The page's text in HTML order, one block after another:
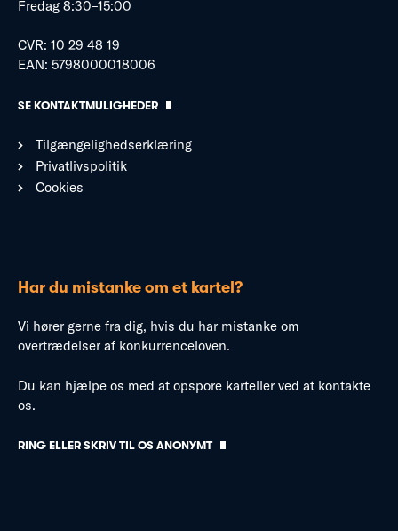
Fredag 8:30–15:00
CVR: 10 29 48 19
EAN: 5798000018006
SE KONTAKTMULIGHEDER
Tilgængelighedserklæring
Privatlivspolitik
Cookies
Har du mistanke om et kartel?
Vi hører gerne fra dig, hvis du har mistanke om
overtrædelser af konkurrenceloven.
Du kan hjælpe os med at opspore karteller ved at kontakte
os.
RING ELLER SKRIV TIL OS ANONYMT